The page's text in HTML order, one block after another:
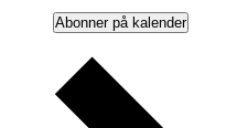
Abonner på kalender